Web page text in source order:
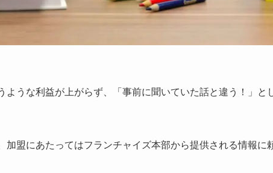
ような利益が上がらず、「事前に聞いていた話と違う！」と
加盟にあたってはフランチャイズ本部から提供される情報に